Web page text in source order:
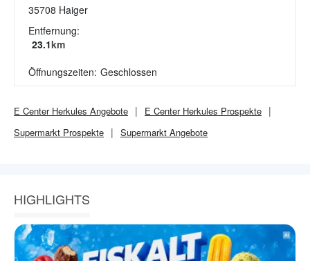
35708 Haiger
Entfernung:
23.1km
Öffnungszeiten: Geschlossen
E Center Herkules Angebote E Center Herkules Prospekte
Supermarkt Prospekte Supermarkt Angebote
HIGHLIGHTS